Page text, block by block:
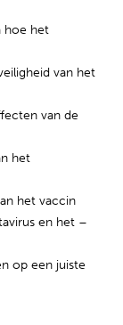
hoe het
van het
van de
het
het vaccin
en het –
op een juiste